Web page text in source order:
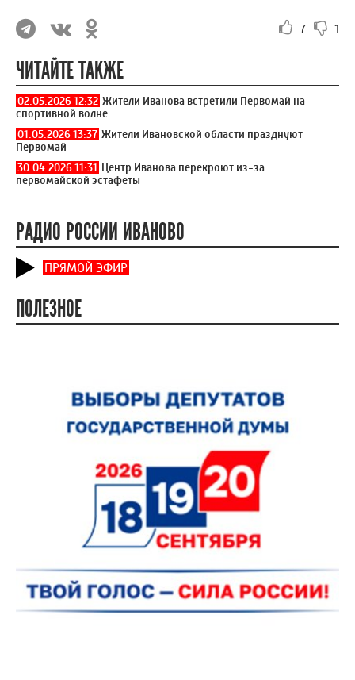
7 1
ЧИТАЙТЕ ТАКЖЕ
02.05.2026 12:32 Жители Иванова встретили Первомай на
спортивной волне
01.05.2026 13:37 Жители Ивановской области празднуют
Первомай
30.04.2026 11:31 Центр Иванова перекроют из-за
первомайской эстафеты
РАДИО РОССИИ ИВАНОВО
ПРЯМОЙ ЭФИР
ПОЛЕЗНОЕ